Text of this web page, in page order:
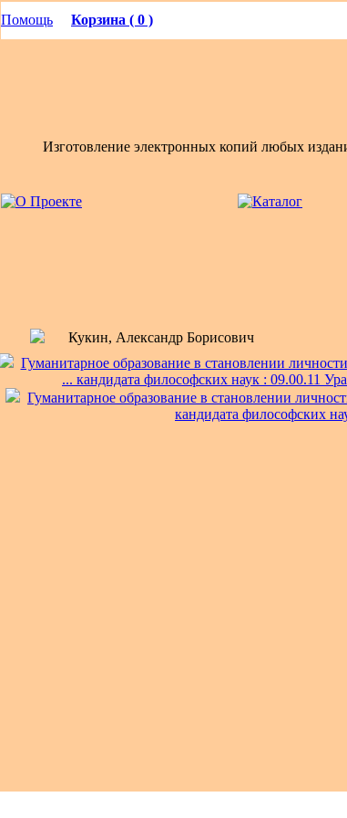
Помощь Корзина ( 0 )
Изготовление электронных копий любых
Кукин, Александр Борисович
Гуманитарное образование в становлении
... кандидата философских наук : 09.00.11
Гуманитарное образование в становлении
кандидата философских